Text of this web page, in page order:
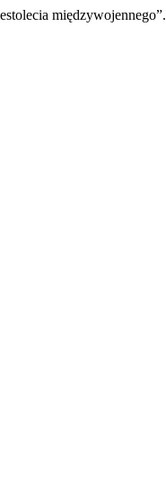
międzywojennego”.